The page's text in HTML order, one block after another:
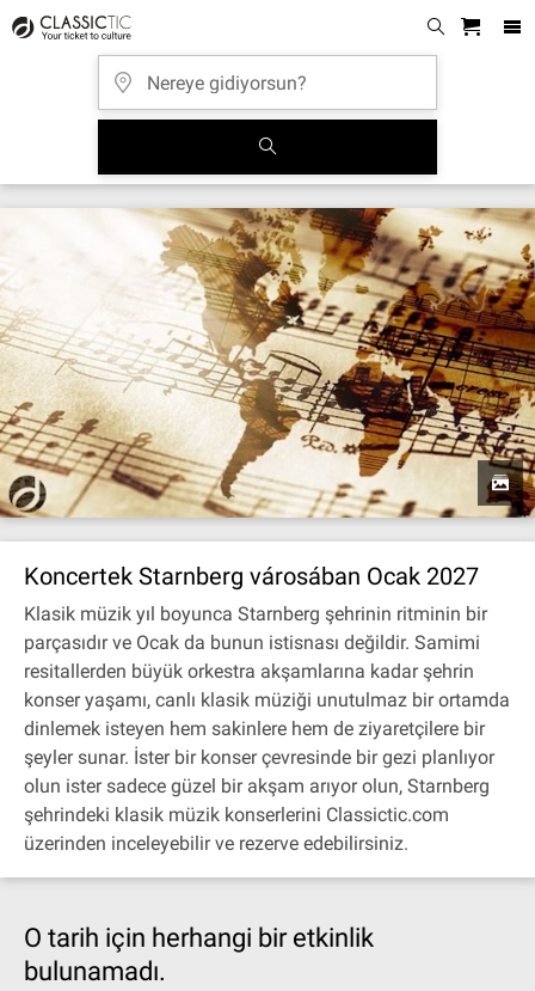
Koncertek Starnberg városában Ocak 2027
Klasik müzik yıl boyunca Starnberg şehrinin ritminin bir
parçasıdır ve Ocak da bunun istisnası değildir. Samimi
resitallerden büyük orkestra akşamlarına kadar şehrin
konser yaşamı, canlı klasik müziği unutulmaz bir ortamda
dinlemek isteyen hem sakinlere hem de ziyaretçilere bir
şeyler sunar. İster bir konser çevresinde bir gezi planlıyor
olun ister sadece güzel bir akşam arıyor olun, Starnberg
şehrindeki klasik müzik konserlerini Classictic.com
üzerinden inceleyebilir ve rezerve edebilirsiniz.
O tarih için herhangi bir etkinlik
bulunamadı.